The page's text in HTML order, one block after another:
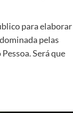
para elaborar
pelas
Será que